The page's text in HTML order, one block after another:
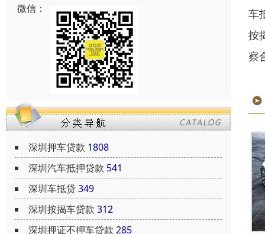
微信：
深圳押车贷款 1808
深圳汽车抵押贷款 541
深圳车抵贷349
深圳按揭车贷款 312
深圳押证不押车贷款 285
车
按
察